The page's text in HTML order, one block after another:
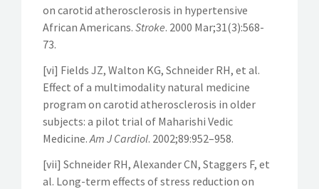
on carotid atherosclerosis in hypertensive
African Americans. Stroke. 2000 Mar;31(3):568-
73.
[vi] Fields JZ, Walton KG, Schneider RH, et al.
Effect of a multimodality natural medicine
program on carotid atherosclerosis in older
subjects: a pilot trial of Maharishi Vedic
Medicine.Am J Cardiol. 2002;89:952–958.
[vii] Schneider RH, Alexander CN, Staggers F, et
al. Long-term effects of stress reduction on